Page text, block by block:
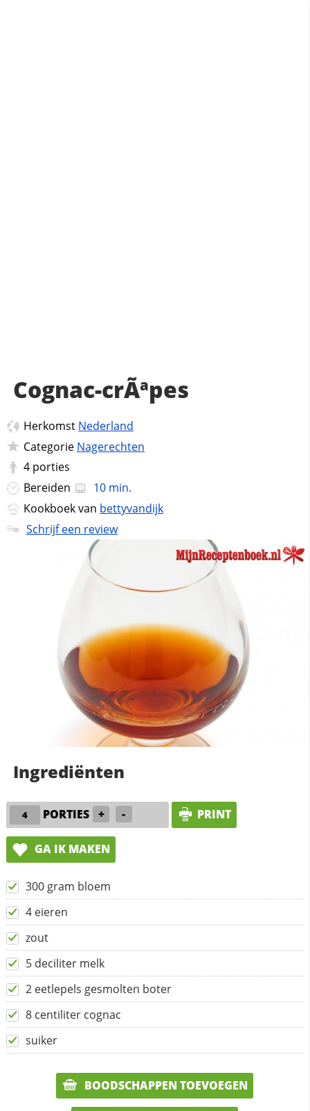
Cognac-crÃªpes
Herkomst Nederland
Categorie Nagerechten
4 porties
Bereiden
10 min.
Kookboek van bettyvandijk
Schrijf een review
Ingrediënten
PORTIES + - PRINT
GA IK MAKEN
300 gram bloem
4 eieren
zout
5 deciliter melk
2 eetlepels gesmolten boter
8 centiliter cognac
suiker
BOODSCHAPPEN TOEVOEGEN